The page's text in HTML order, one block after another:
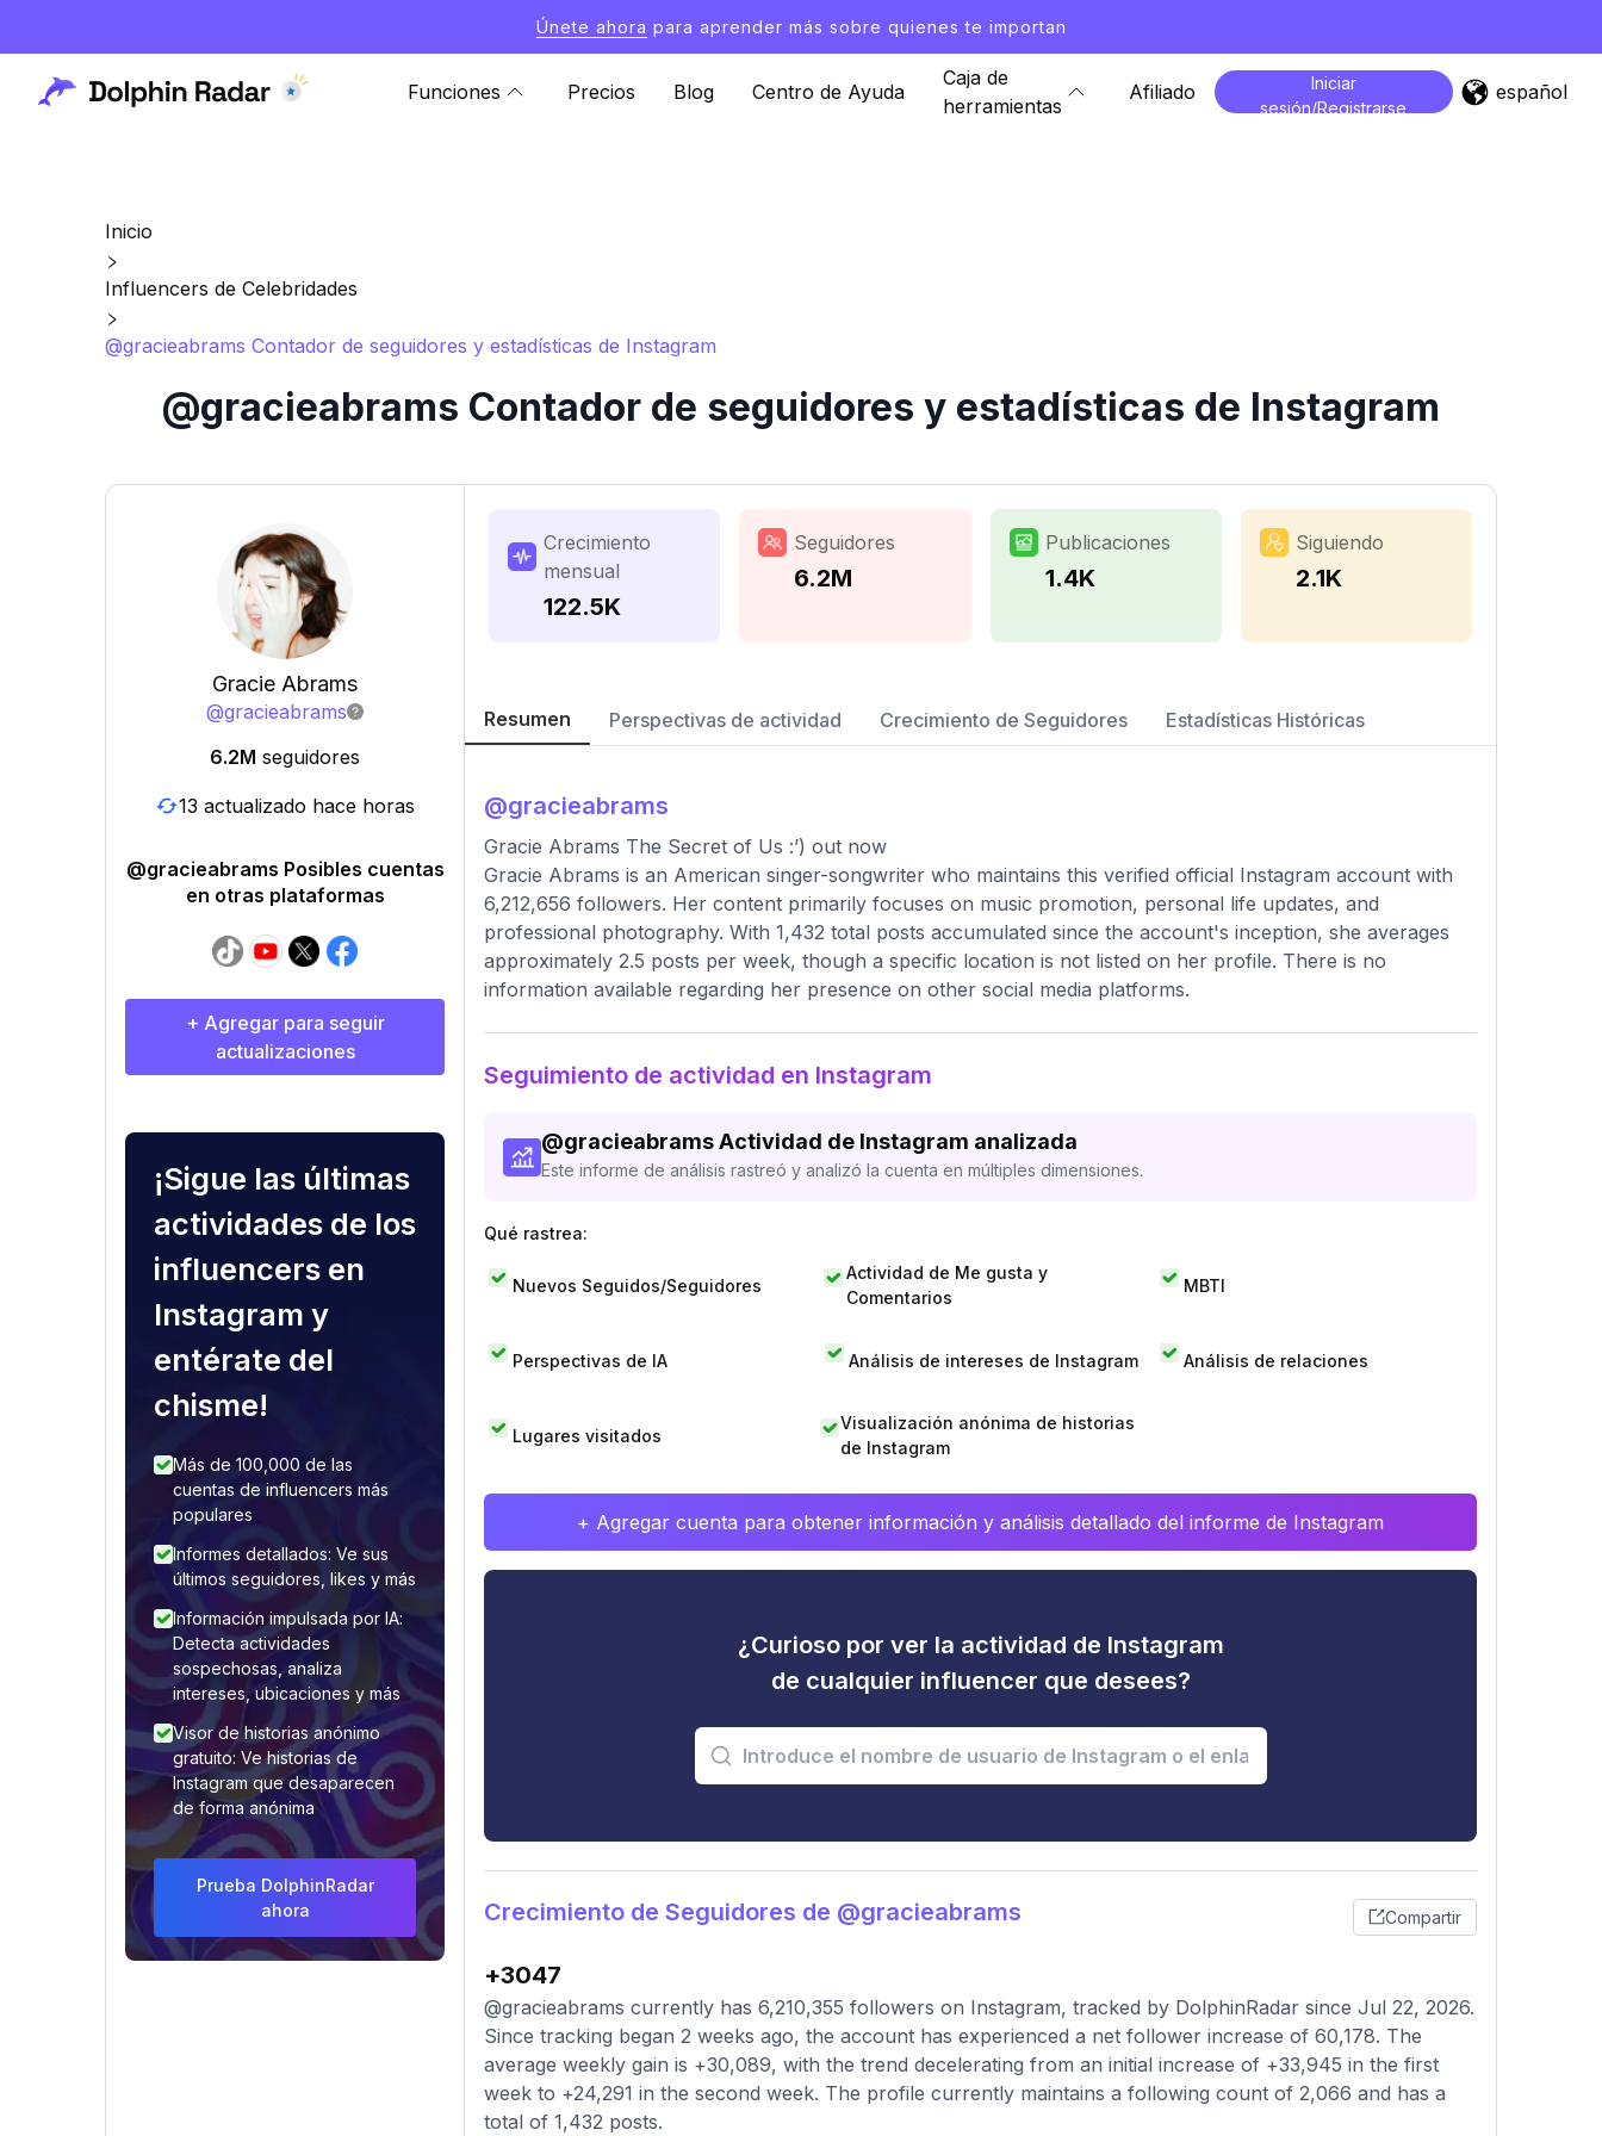
Únete ahora para aprender más sobre quienes te importan
Funciones Precios Blog Centro de Ayuda
Caja de
herramientas
Afiliado
Iniciar
sesión/Registrarse
español
Inicio
Influencers de Celebridades
@gracieabrams Contador de seguidores y estadísticas de Instagram
@gracieabrams Contador de seguidores y estadísticas de Instagram
Gracie Abrams
@gracieabrams
6.2M seguidores
13 actualizado hace horas
@gracieabrams Posibles cuentas
en otras plataformas
+ Agregar para seguir
actualizaciones
¡Sigue las últimas
actividades de los
influencers en
Instagram y
entérate del
chisme!
Más de 100,000 de las
cuentas de influencers más
populares
Informes detallados: Ve sus
últimos seguidores, likes y más
Información impulsada por IA:
Detecta actividades
sospechosas, analiza
intereses, ubicaciones y más
Visor de historias anónimo
gratuito: Ve historias de
Instagram que desaparecen
de forma anónima
Prueba DolphinRadar
ahora
Crecimiento
mensual
122.5K
Seguidores
6.2M
Publicaciones
1.4K
Siguiendo
2.1K
Resumen Perspectivas de actividad Crecimiento de Seguidores Estadísticas Históricas
@gracieabrams
Gracie Abrams The Secret of Us :’) out now
Gracie Abrams is an American singer-songwriter who maintains this verified official Instagram account with
6,212,656 followers. Her content primarily focuses on music promotion, personal life updates, and
professional photography. With 1,432 total posts accumulated since the account's inception, she averages
approximately 2.5 posts per week, though a specific location is not listed on her profile. There is no
information available regarding her presence on other social media platforms.
Seguimiento de actividad en Instagram
@gracieabramsActividad de Instagram analizada
Este informe de análisis rastreó y analizó la cuenta en múltiples dimensiones.
Qué rastrea:
Nuevos Seguidos/Seguidores
Actividad de Me gusta y
Comentarios
MBTI
Perspectivas de IA Análisis de intereses de Instagram Análisis de relaciones
Lugares visitados
Visualización anónima de historias
de Instagram
+ Agregar cuenta para obtener información y análisis detallado del informe de Instagram
¿Curioso por ver la actividad de Instagram
de cualquier influencer que desees?
Crecimiento de Seguidores de @gracieabrams Compartir
+3047
@gracieabrams currently has 6,210,355 followers on Instagram, tracked by DolphinRadar since Jul 22, 2026.
Since tracking began 2 weeks ago, the account has experienced a net follower increase of 60,178. The
average weekly gain is +30,089, with the trend decelerating from an initial increase of +33,945 in the first
week to +24,291 in the second week. The profile currently maintains a following count of 2,066 and has a
total of 1,432 posts.